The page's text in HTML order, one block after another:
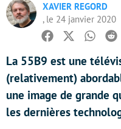
XAVIER REGORD
, le 24 janvier 2020
Facebook
Twitter
La 55B9 est une
(relativement)
une image de grande
les dernières